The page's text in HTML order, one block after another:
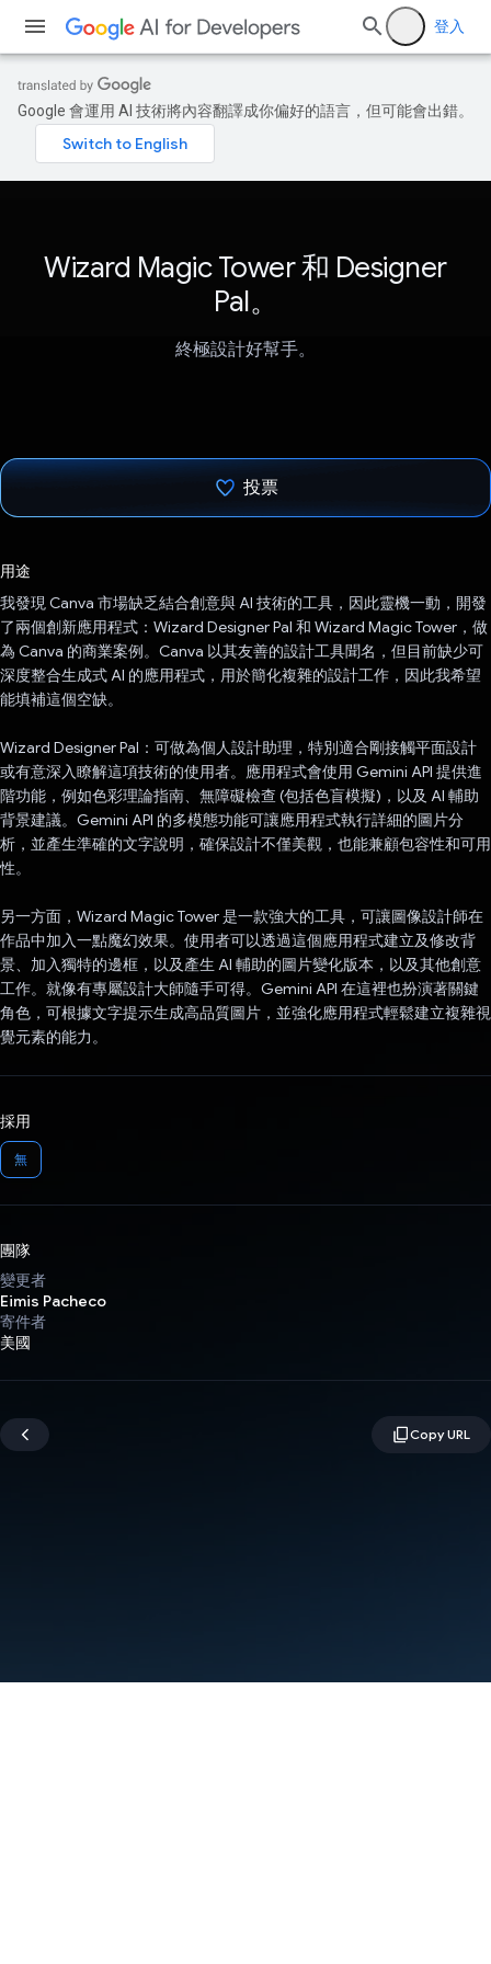
登入
Google 會運用 AI 技術將內容翻譯成你偏好的語言，但可能會出錯。
Wizard Magic Tower 和 Designer
Pal。
終極設計好幫手。
投票
用途
我發現 Canva 市場缺乏結合創意與 AI 技術的工具，因此靈機一動，開發
了兩個創新應用程式：Wizard Designer Pal 和 Wizard Magic Tower，做
為 Canva 的商業案例。Canva 以其友善的設計工具聞名，但目前缺少可
深度整合生成式 AI 的應用程式，用於簡化複雜的設計工作，因此我希望
能填補這個空缺。
Wizard Designer Pal：可做為個人設計助理，特別適合剛接觸平面設計
或有意深入瞭解這項技術的使用者。應用程式會使用 Gemini API 提供進
階功能，例如色彩理論指南、無障礙檢查 (包括色盲模擬)，以及 AI 輔助
背景建議。Gemini API 的多模態功能可讓應用程式執行詳細的圖片分
析，並產生準確的文字說明，確保設計不僅美觀，也能兼顧包容性和可用
性。
另一方面，Wizard Magic Tower 是一款強大的工具，可讓圖像設計師在
作品中加入一點魔幻效果。使用者可以透過這個應用程式建立及修改背
景、加入獨特的邊框，以及產生 AI 輔助的圖片變化版本，以及其他創意
工作。就像有專屬設計大師隨手可得。Gemini API 在這裡也扮演著關鍵
角色，可根據文字提示生成高品質圖片，並強化應用程式輕鬆建立複雜視
覺元素的能力。
採用
無
團隊
變更者
Eimis Pacheco
寄件者
美國